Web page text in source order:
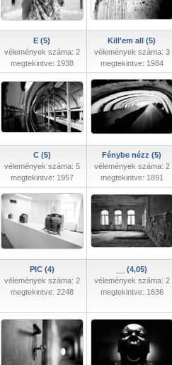
E (5)
vélemények száma: 2
megtekintve: 1938
Kill'em all (5)
vélemények száma: 3
megtekintve: 1984
C (5)
vélemények száma: 5
megtekintve: 1957
Fénybe nézz (5)
vélemények száma: 2
megtekintve: 1891
PIC (4)
vélemények száma: 2
megtekintve: 2248
__ (4,05)
vélemények száma: 2
megtekintve: 1636